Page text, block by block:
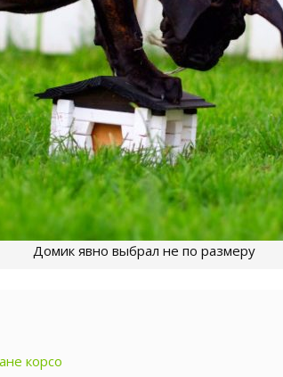
Домик явно выбрал не по размеру
корсо
Основа
и